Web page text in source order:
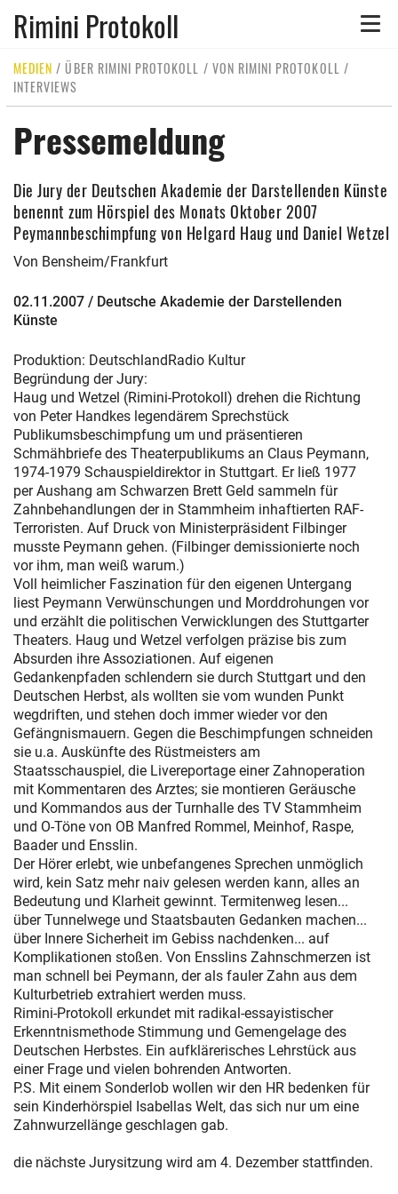
Toggle
Rimini Protokoll
MEDIEN /ÜBER RIMINI PROTOKOLL / VON RIMINI PROTOKOLL /
INTERVIEWS
Pressemeldung
Die Jury der Deutschen Akademie der Darstellenden Künste
benennt zum Hörspiel des Monats Oktober 2007
Peymannbeschimpfung von Helgard Haug und Daniel Wetzel
Von Bensheim/Frankfurt
02.11.2007 / Deutsche Akademie der Darstellenden
Künste
Produktion: DeutschlandRadio Kultur
Begründung der Jury:
Haug und Wetzel (Rimini-Protokoll) drehen die Richtung
von Peter Handkes legendärem Sprechstück
Publikumsbeschimpfung um und präsentieren
Schmähbriefe des Theaterpublikums an Claus Peymann,
1974-1979 Schauspieldirektor in Stuttgart. Er ließ 1977
per Aushang am Schwarzen Brett Geld sammeln für
Zahnbehandlungen der in Stammheim inhaftierten RAF-
Terroristen. Auf Druck von Ministerpräsident Filbinger
musste Peymann gehen. (Filbinger demissionierte noch
vor ihm, man weiß warum.)
Voll heimlicher Faszination für den eigenen Untergang
liest Peymann Verwünschungen und Morddrohungen vor
und erzählt die politischen Verwicklungen des Stuttgarter
Theaters. Haug und Wetzel verfolgen präzise bis zum
Absurden ihre Assoziationen. Auf eigenen
Gedankenpfaden schlendern sie durch Stuttgart und den
Deutschen Herbst, als wollten sie vom wunden Punkt
wegdriften, und stehen doch immer wieder vor den
Gefängnismauern. Gegen die Beschimpfungen schneiden
sie u.a. Auskünfte des Rüstmeisters am
Staatsschauspiel, die Livereportage einer Zahnoperation
mit Kommentaren des Arztes; sie montieren Geräusche
und Kommandos aus der Turnhalle des TV Stammheim
und O-Töne von OB Manfred Rommel, Meinhof, Raspe,
Baader und Ensslin.
Der Hörer erlebt, wie unbefangenes Sprechen unmöglich
wird, kein Satz mehr naiv gelesen werden kann, alles an
Bedeutung und Klarheit gewinnt. Termitenweg lesen...
über Tunnelwege und Staatsbauten Gedanken machen...
über Innere Sicherheit im Gebiss nachdenken... auf
Komplikationen stoßen. Von Ensslins Zahnschmerzen ist
man schnell bei Peymann, der als fauler Zahn aus dem
Kulturbetrieb extrahiert werden muss.
Rimini-Protokoll erkundet mit radikal-essayistischer
Erkenntnismethode Stimmung und Gemengelage des
Deutschen Herbstes. Ein aufklärerisches Lehrstück aus
einer Frage und vielen bohrenden Antworten.
P.S. Mit einem Sonderlob wollen wir den HR bedenken für
sein Kinderhörspiel Isabellas Welt, das sich nur um eine
Zahnwurzellänge geschlagen gab.
die nächste Jurysitzung wird am 4. Dezember stattfinden.